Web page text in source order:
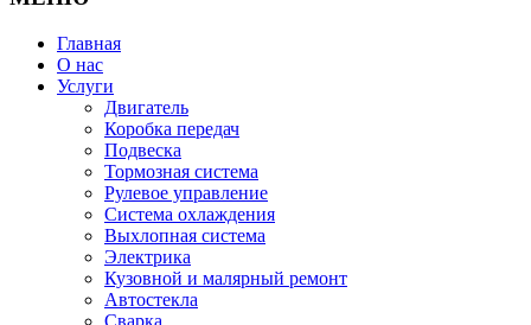
Главная
О нас
Услуги
Двигатель
Коробка передач
Подвеска
Тормозная система
Рулевое управление
Система охлаждения
Выхлопная система
Электрика
Кузовной и малярный ремонт
Автостекла
Сварка